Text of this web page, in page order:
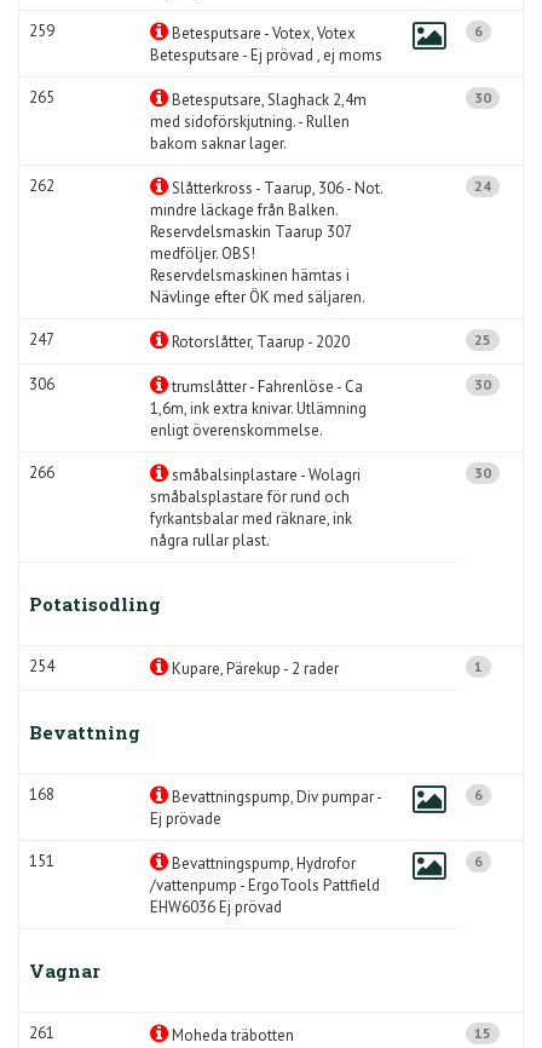
259
Betesputsare - Votex, Votex
Betesputsare - Ej prövad , ej moms
6
265
Betesputsare, Slaghack 2,4m
med sidoförskjutning. - Rullen
bakom saknar lager.
30
262
Slåtterkross - Taarup, 306 - Not.
mindre läckage från Balken.
Reservdelsmaskin Taarup 307
medföljer. OBS!
Reservdelsmaskinen hämtas i
Nävlinge efter ÖK med säljaren.
24
247 Rotorslåtter, Taarup - 2020 25
306
trumslåtter - Fahrenlöse - Ca
1,6m, ink extra knivar. Utlämning
enligt överenskommelse.
30
266
småbalsinplastare - Wolagri
småbalsplastare för rund och
fyrkantsbalar med räknare, ink
några rullar plast.
30
Potatisodling
254 Kupare, Pärekup - 2 rader 1
Bevattning
168
Bevattningspump, Div pumpar -
Ej prövade
6
151
Bevattningspump, Hydrofor
/vattenpump - ErgoTools Pattfield
EHW6036 Ej prövad
6
Vagnar
261 Moheda träbotten 15